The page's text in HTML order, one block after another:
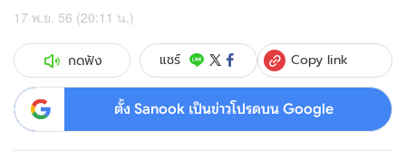
17 พ.ย. 56 (20:11 น.)
กดฟัง แชร์ Copy link
ตั้ง Sanook เป็นข่าวโปรดบน Google